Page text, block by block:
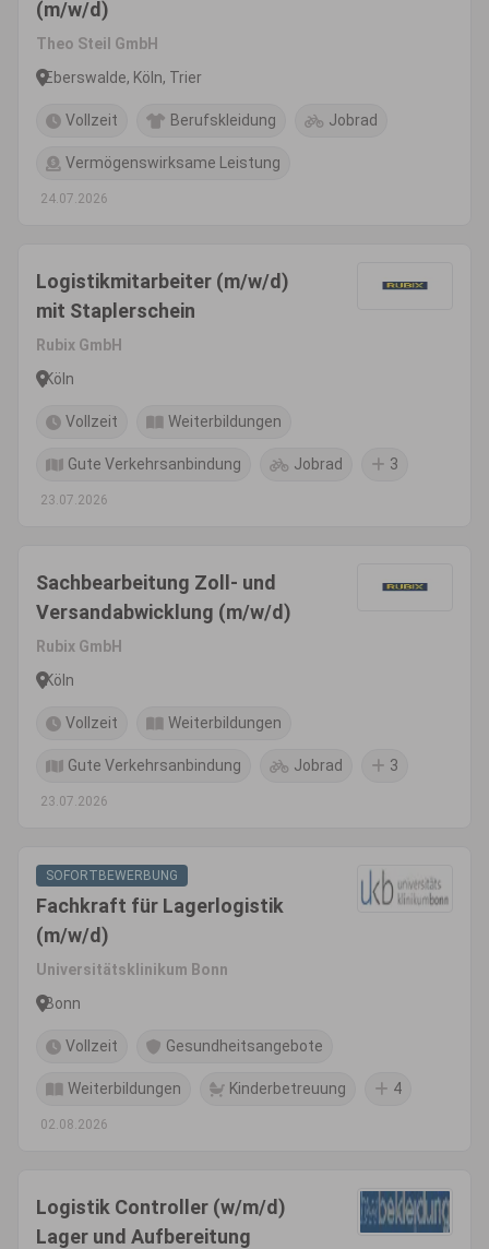
(m/w/d)
Theo Steil GmbH
Eberswalde, Köln, Trier
Vollzeit Berufskleidung Jobrad
Vermögenswirksame Leistung
24.07.2026
Logistikmitarbeiter (m/w/d)
mit Staplerschein
Rubix GmbH
Köln
Vollzeit Weiterbildungen
Gute Verkehrsanbindung Jobrad 3
23.07.2026
Sachbearbeitung Zoll- und
Versandabwicklung (m/w/d)
Rubix GmbH
Köln
Vollzeit Weiterbildungen
Gute Verkehrsanbindung Jobrad 3
23.07.2026
SOFORTBEWERBUNG
Fachkraft für Lagerlogistik
(m/w/d)
Universitätsklinikum Bonn
Bonn
Vollzeit Gesundheitsangebote
Weiterbildungen Kinderbetreuung 4
02.08.2026
Logistik Controller (w/m/d)
Lager und Aufbereitung